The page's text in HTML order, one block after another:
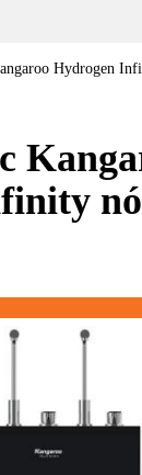
Hydrogen